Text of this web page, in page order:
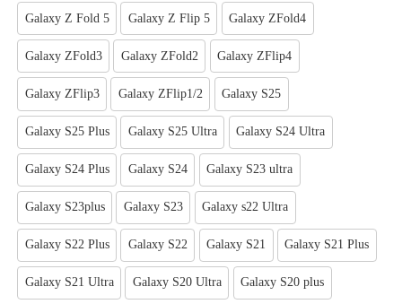
Galaxy Z Fold 5 Galaxy Z Flip 5 Galaxy ZFold4
Galaxy ZFold3 Galaxy ZFold2 Galaxy ZFlip4
Galaxy ZFlip3 Galaxy ZFlip1/2 Galaxy S25
Galaxy S25 Plus Galaxy S25 Ultra Galaxy S24 Ultra
Galaxy S24 Plus Galaxy S24 Galaxy S23 ultra
Galaxy S23plus Galaxy S23 Galaxy s22 Ultra
Galaxy S22 Plus Galaxy S22 Galaxy S21 Galaxy S21 Plus
Galaxy S21 Ultra Galaxy S20 Ultra Galaxy S20 plus